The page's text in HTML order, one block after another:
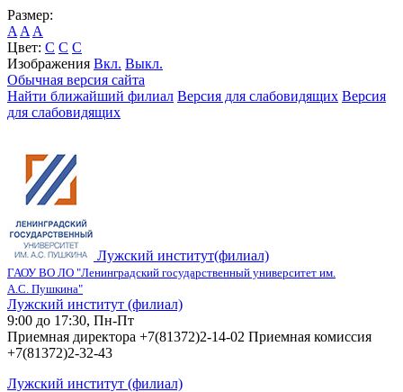
Размер:
A A A
Цвет: C C C
Изображения Вкл. Выкл.
Обычная версия сайта
Найти ближайший филиал Версия для слабовидящих Версия
для слабовидящих
Лужский институт(филиал)
ГАОУ ВО ЛО "Ленинградский государственный университет им.
А.С. Пушкина"
Лужский институт (филиал)
9:00 до 17:30, Пн-Пт
Приемная директора +7(81372)2-14-02 Приемная комиссия
+7(81372)2-32-43
Лужский институт (филиал)